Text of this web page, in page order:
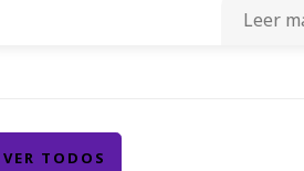
Leer
VER TODOS